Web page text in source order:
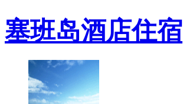
塞班岛酒店住宿